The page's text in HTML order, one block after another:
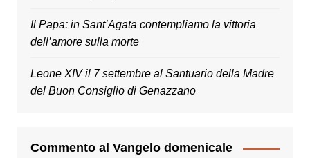
Il Papa: in Sant’Agata contempliamo la vittoria
dell’amore sulla morte
Leone XIV il 7 settembre al Santuario della Madre
del Buon Consiglio di Genazzano
Commento al Vangelo domenicale